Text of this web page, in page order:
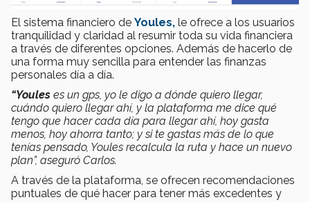
El sistema financiero de Youles, le ofrece a los usuarios
tranquilidad y claridad al resumir toda su vida financiera
a través de diferentes opciones. Además de hacerlo de
una forma muy sencilla para entender las finanzas
personales día a día.
“Youles es un gps, yo le digo a dónde quiero llegar,
cuándo quiero llegar ahí, y la plataforma me dice qué
tengo que hacer cada día para llegar ahí, hoy gasta
menos, hoy ahorra tanto; y si te gastas más de lo que
tenías pensado, Youles recalcula la ruta y hace un nuevo
plan”, aseguró Carlos.
A través de la plataforma, se ofrecen recomendaciones
puntuales de qué hacer para tener más excedentes y